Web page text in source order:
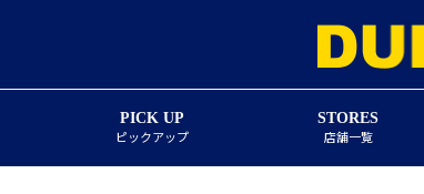
PICK UP
ピックアップ
STORES
店舗一覧